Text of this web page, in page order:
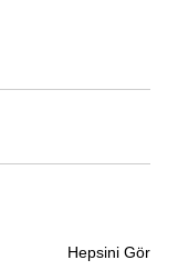
Hepsini Gör